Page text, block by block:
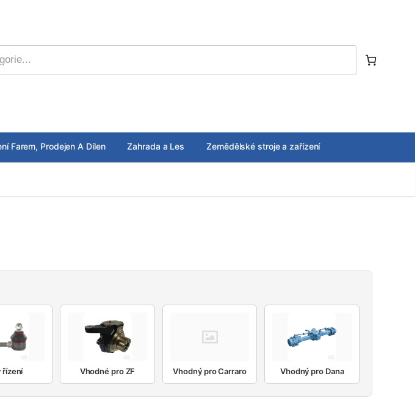
Farem, Prodejen A Dílen Zahrada a Les Zemědělské stroje a zařízení
řízení Vhodné pro ZF Vhodný pro Carraro Vhodný pro Dana